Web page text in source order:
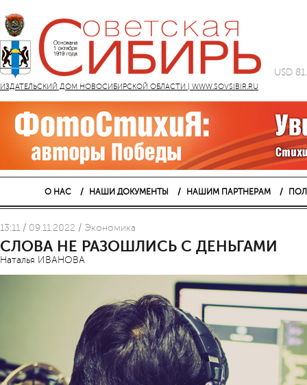
ИЗДАТЕЛЬСКИЙ ДОМ НОВОСИБИРСКОЙ ОБЛАСТИ | WWW.SOVSIBIR.RU
USD
О НАС НАШИ ДОКУМЕНТЫ НАШИМ ПАРТНЕРАМ
13:11 / 09.11.2022 / Экономика
СЛОВА НЕ РАЗОШЛИСЬ С ДЕНЬГАМИ
Наталья ИВАНОВА